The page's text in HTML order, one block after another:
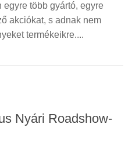
több gyártó, egyre
akciókat, s adnak nem
termékeikre....
Nyári Roadshow-